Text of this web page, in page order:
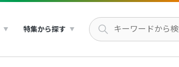
特集から探す